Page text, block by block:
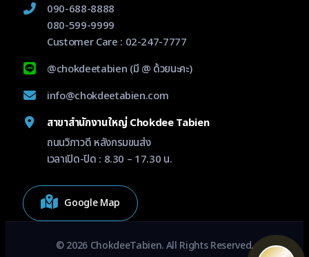
090-688-8888
080-599-9999
Customer Care : 02-247-7777
@chokdeetabien (มี @ ด้วยนะคะ)
info@chokdeetabien.com
สาขาสำนักงานใหญ่ Chokdee Tabien
ถนนวิภาวดี หลังกรมขนส่ง
เวลาเปิด-ปิด : 8.30 – 17.30 น.
Google Map
© 2026 ChokdeeTabien. All Rights Reserved.